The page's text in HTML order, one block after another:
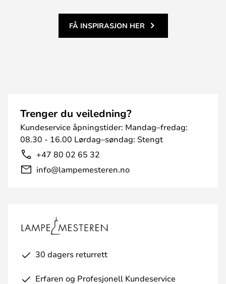
FÅ INSPIRASJON HER
Trenger du veiledning?
Kundeservice åpningstider: Mandag–fredag:
08.30 - 16.00 Lørdag–søndag: Stengt
+47 80 02 65 32
info@lampemesteren.no
30 dagers returrett
Erfaren og Profesjonell Kundeservice